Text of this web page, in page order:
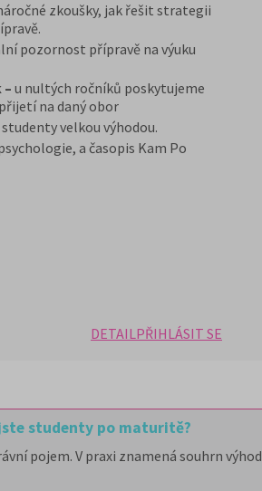
zkoušky, jak řešit strategii
pozornost přípravě na výuku
u nultých ročníků poskytujeme
na daný obor
velkou výhodou.
a časopis Kam Po
DETAILPŘIHLÁSIT SE
studenty po maturitě?
pojem. V praxi znamená souhrn